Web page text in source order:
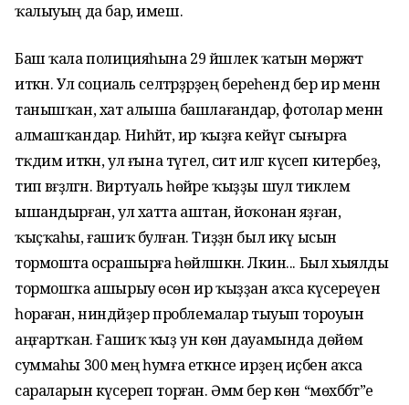
ҡалыуың да бар, имеш.
Баш ҡала полицияһына 29 йәшлек ҡатын мөрәжәғәт
иткән. Ул социаль селтәрҙәрҙең береһендә бер ир менән
танышҡан, хат алыша башлағандар, фотолар менән
алмашҡандар. Ниһәйәт, ир ҡыҙға кейәүгә сығырға
тәҡдим иткән, ул ғына түгел, сит илгә күсеп китербеҙ,
тип вәғәҙәләгән. Виртуаль һөйәре ҡыҙҙы шул тиклем
ышандырған, ул хатта аштан, йоҡонан яҙған,
ҡыҫҡаһы, ғашиҡ булған. Тиҙҙән был икәү ысын
тормошта осрашырға һөйләшкән. Ләкин... Был хыялды
тормошҡа ашырыу өсөн ир ҡыҙҙан аҡса күсереүен
һораған, ниндәйҙер проблемалар тыуып тороуын
аңғартҡан. Ғашиҡ ҡыҙ ун көн дауамында дөйөм
суммаһы 300 мең һумға еткәнсе ирҙең иҫәбенә аҡса
сараларын күсереп торған. Әммә бер көн “мөхәббәт”е